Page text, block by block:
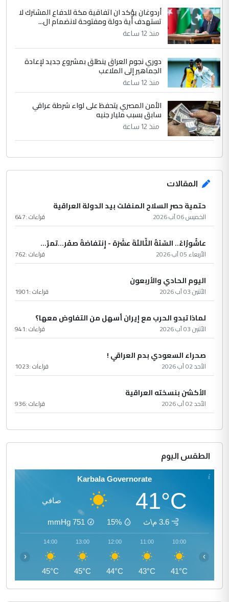
أردوغان يؤكد ان اتفاقية مكة للدفاع المشترك لا
تستهدف أية دولة ومفتوحة لانضمام ال...
منذ 12 ساعة
دوري نجوم العراق ينطلق بمشروع جديد لإعادة
الجماهير إلى الملاعب
منذ 12 ساعة
الأمن المصري يتحفظ على لواء شرطة عراقي
سابق بسبب مليار جنيه
منذ 12 ساعة
المقالات
حتمية حصر السلاح المنفلت بيد الدولة العراقية
الخميس 06 آب 2026 قراءات :647
عاشُورْاءُ.. السّنَةُ الثّالثةَ عشَرَة - إِنتفاضةُ صفَر…تمرّ...
الأربعاء 05 آب 2026 قراءات :762
اليوم الحادي والأربعون
الأثنين 03 آب 2026 قراءات :1901
لماذا تبدو الحرب مع إيران أسهل من التفاوض معها؟
الأثنين 03 آب 2026 قراءات :941
صحراء السعودي بدم العراقي !
الأحد 02 آب 2026 قراءات :1023
الأكشن بنسخته العراقية
الأحد 02 آب 2026 قراءات :936
الطقس اليوم
Karbala Governorate
41°C صافي
3.6 م\ث 15%
751
mmHg
10:00
41°C
11:00
43°C
12:00
44°C
13:00
45°C
14:00
45°C
‹ ›